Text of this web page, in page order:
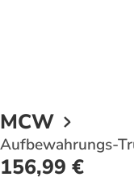
MCW
Aufbewahrungs-
156,99 €